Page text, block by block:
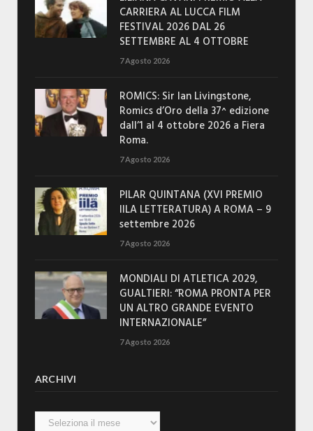
CARRIERA AL LUCCA FILM
FESTIVAL 2026 DAL 26
SETTEMBRE AL 4 OTTOBRE
7 Agosto 2026
ROMICS: Sir Ian Livingstone,
Romics d’Oro della 37^ edizione
dall’1 al 4 ottobre 2026 a Fiera
Roma.
7 Agosto 2026
PILAR QUINTANA (XVI PREMIO
IILA LETTERATURA) A ROMA – 9
settembre 2026
7 Agosto 2026
MONDIALI DI ATLETICA 2029,
GUALTIERI: “ROMA PRONTA PER
UN ALTRO GRANDE EVENTO
INTERNAZIONALE”
7 Agosto 2026
ARCHIVI
Archivi